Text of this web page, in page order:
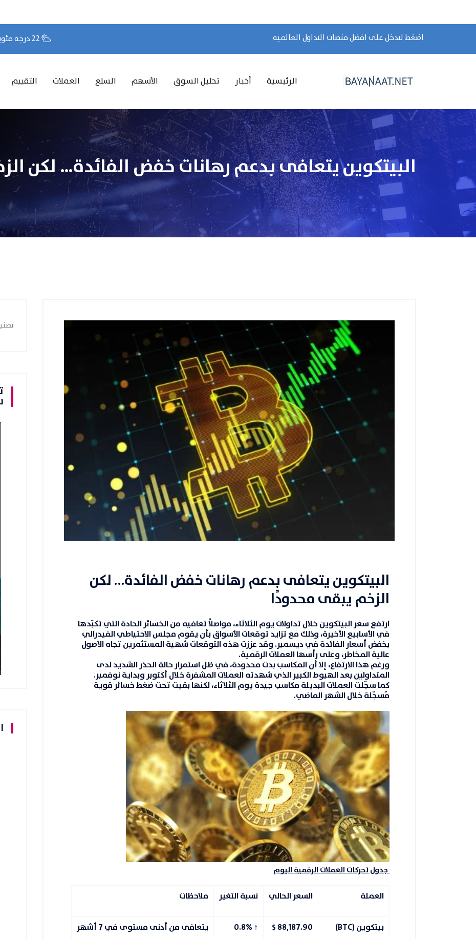
اضغط لتدخل على افضل منصات التداول العالميه 22 درجة مئوية
الرئيسية أخبار تحليل السوق الأسهم السلع العملات التقييم
البيتكوين يتعافى بدعم رهانات خفض الفائدة… لكن
البيتكوين يتعافى بدعم رهانات خفض الفائدة… لكن
الزخم يبقى محدودًا
ارتفع سعرالبيتكوينخلال تداولات يوم الثلاثاء، مواصلاً تعافيه من الخسائر الحادة التي تكبّدها
في الأسابيع الأخيرة، وذلك مع تزايد توقعات الأسواق بأن يقوم مجلس الاحتياطي الفيدرالي
بخفض أسعار الفائدة في ديسمبر. وقد عززت هذه التوقعات شهية المستثمرين تجاه الأصول
عالية المخاطر، وعلى رأسهاالعملات الرقمية.
ورغم هذا الارتفاع، إلا أن المكاسب بدت محدودة، في ظل استمرار حالة الحذر الشديد لدى
المتداولين بعد الهبوط الكبير الذي شهدته العملات المشفرة خلال أكتوبر وبداية نوفمبر.
كما سجّلتالعملات البديلةمكاسب جيدة يوم الثلاثاء، لكنها بقيت تحت ضغط خسائر قوية
مُسجّلة خلال الشهر الماضي.
جدول تحركات العملات الرقمية اليوم
العملة السعر الحالي نسبة التغير ملاحظات
بيتكوين (BTC) 88,187.90 $
↑
0.8% يتعافى من أدنى مستوى في 7 أشهر